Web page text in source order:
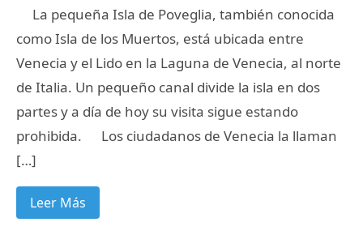
La pequeña Isla de Poveglia, también conocida
como Isla de los Muertos, está ubicada entre
Venecia y el Lido en la Laguna de Venecia, al norte
de Italia. Un pequeño canal divide la isla en dos
partes y a día de hoy su visita sigue estando
prohibida. Los ciudadanos de Venecia la llaman
[…]
Leer Más